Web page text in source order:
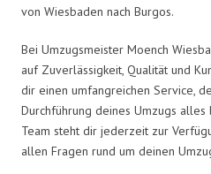
von Wiesbaden nach Burgos.
Bei Umzugsmeister Moench
auf Zuverlässigkeit, Qualität und
dir einen umfangreichen Service,
Durchführung deines Umzugs
Team steht dir jederzeit zur
allen Fragen rund um deinen